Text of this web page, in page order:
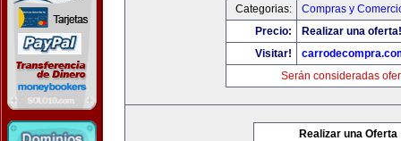
Categorias:
Compras y
Precio:
Realizar una oferta!
Visitar!
Serán consideradas
Realizar una Oferta